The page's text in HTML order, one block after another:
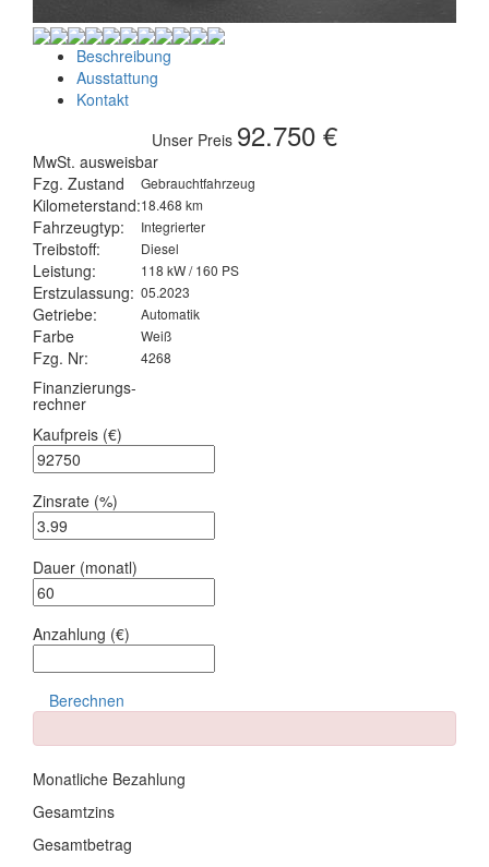
Beschreibung
Ausstattung
Kontakt
Unser Preis 92.750 €
MwSt. ausweisbar
Fzg. Zustand
Gebrauchtfahrzeug
Kilometerstand:18.468 km
Fahrzeugtyp: Integrierter
Treibstoff: Diesel
Leistung: 118 kW / 160 PS
Erstzulassung: 05.2023
Getriebe: Automatik
Farbe Weiß
Fzg. Nr: 4268
Finanzierungs-
rechner
Kaufpreis (€)
Zinsrate (%)
Dauer (monatl)
Anzahlung (€)
Berechnen
Monatliche Bezahlung
Gesamtzins
Gesamtbetrag